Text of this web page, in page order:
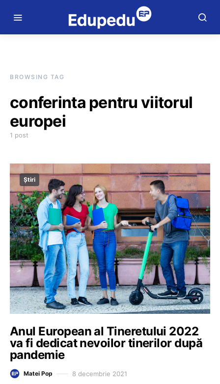
BROWSING TAG
conferinta pentru viitorul
europei
1 post
Știri
Anul European al Tineretului 2022
va fi dedicat nevoilor tinerilor după
pandemie
Matei Pop 8 decembrie 2021